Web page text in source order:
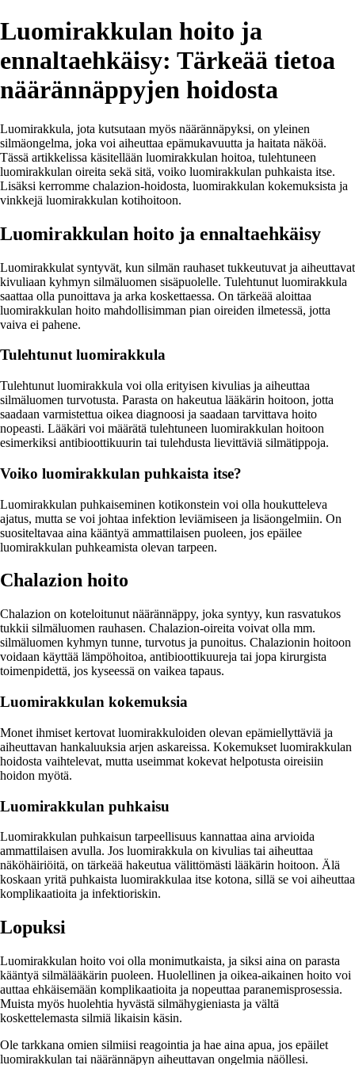
Luomirakkulan hoito ja
ennaltaehkäisy: Tärkeää tietoa
näärännäppyjen hoidosta
Luomirakkula, jota kutsutaan myös näärännäpyksi, on yleinen
silmäongelma, joka voi aiheuttaa epämukavuutta ja haitata näköä.
Tässä artikkelissa käsitellään luomirakkulan hoitoa, tulehtuneen
luomirakkulan oireita sekä sitä, voiko luomirakkulan puhkaista itse.
Lisäksi kerromme chalazion-hoidosta, luomirakkulan kokemuksista ja
vinkkejä luomirakkulan kotihoitoon.
Luomirakkulan hoito ja ennaltaehkäisy
Luomirakkulat syntyvät, kun silmän rauhaset tukkeutuvat ja aiheuttavat
kivuliaan kyhmyn silmäluomen sisäpuolelle. Tulehtunut luomirakkula
saattaa olla punoittava ja arka koskettaessa. On tärkeää aloittaa
luomirakkulan hoito mahdollisimman pian oireiden ilmetessä, jotta
vaiva ei pahene.
Tulehtunut luomirakkula
Tulehtunut luomirakkula voi olla erityisen kivulias ja aiheuttaa
silmäluomen turvotusta. Parasta on hakeutua lääkärin hoitoon, jotta
saadaan varmistettua oikea diagnoosi ja saadaan tarvittava hoito
nopeasti. Lääkäri voi määrätä tulehtuneen luomirakkulan hoitoon
esimerkiksi antibioottikuurin tai tulehdusta lievittäviä silmätippoja.
Voiko luomirakkulan puhkaista itse?
Luomirakkulan puhkaiseminen kotikonstein voi olla houkutteleva
ajatus, mutta se voi johtaa infektion leviämiseen ja lisäongelmiin. On
suositeltavaa aina kääntyä ammattilaisen puoleen, jos epäilee
luomirakkulan puhkeamista olevan tarpeen.
Chalazion hoito
Chalazion on koteloitunut näärännäppy, joka syntyy, kun rasvatukos
tukkii silmäluomen rauhasen. Chalazion-oireita voivat olla mm.
silmäluomen kyhmyn tunne, turvotus ja punoitus. Chalazionin hoitoon
voidaan käyttää lämpöhoitoa, antibioottikuureja tai jopa kirurgista
toimenpidettä, jos kyseessä on vaikea tapaus.
Luomirakkulan kokemuksia
Monet ihmiset kertovat luomirakkuloiden olevan epämiellyttäviä ja
aiheuttavan hankaluuksia arjen askareissa. Kokemukset luomirakkulan
hoidosta vaihtelevat, mutta useimmat kokevat helpotusta oireisiin
hoidon myötä.
Luomirakkulan puhkaisu
Luomirakkulan puhkaisun tarpeellisuus kannattaa aina arvioida
ammattilaisen avulla. Jos luomirakkula on kivulias tai aiheuttaa
näköhäiriöitä, on tärkeää hakeutua välittömästi lääkärin hoitoon. Älä
koskaan yritä puhkaista luomirakkulaa itse kotona, sillä se voi aiheuttaa
komplikaatioita ja infektioriskin.
Lopuksi
Luomirakkulan hoito voi olla monimutkaista, ja siksi aina on parasta
kääntyä silmälääkärin puoleen. Huolellinen ja oikea-aikainen hoito voi
auttaa ehkäisemään komplikaatioita ja nopeuttaa paranemisprosessia.
Muista myös huolehtia hyvästä silmähygieniasta ja vältä
koskettelemasta silmiä likaisin käsin.
Ole tarkkana omien silmiisi reagointia ja hae aina apua, jos epäilet
luomirakkulan tai näärännäpyn aiheuttavan ongelmia näöllesi.